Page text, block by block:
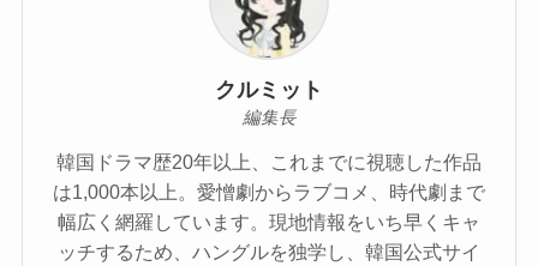
クルミット
編集長
韓国ドラマ歴20年以上、これまでに視聴した作品
は1,000本以上。愛憎劇からラブコメ、時代劇まで
幅広く網羅しています。現地情報をいち早くキャ
ッチするため、ハングルを独学し、韓国公式サイ